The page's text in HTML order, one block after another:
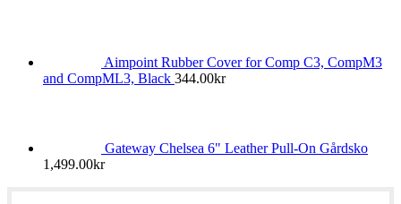
Aimpoint Rubber Cover for Comp C3, CompM3
and CompML3, Black 344.00kr
Gateway Chelsea 6" Leather Pull-On Gårdsko
1,499.00kr